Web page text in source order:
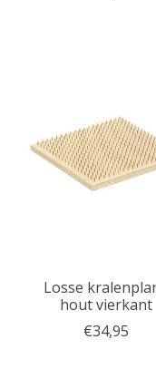
Losse
hout vierkant
€34,95